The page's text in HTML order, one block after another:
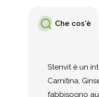
Che cos'è
Stenvit è un
Carnitina,
fabbisogno